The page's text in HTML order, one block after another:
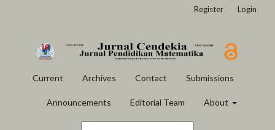
Current Archives Contact Submissions
Announcements Editorial Team About
Register Login